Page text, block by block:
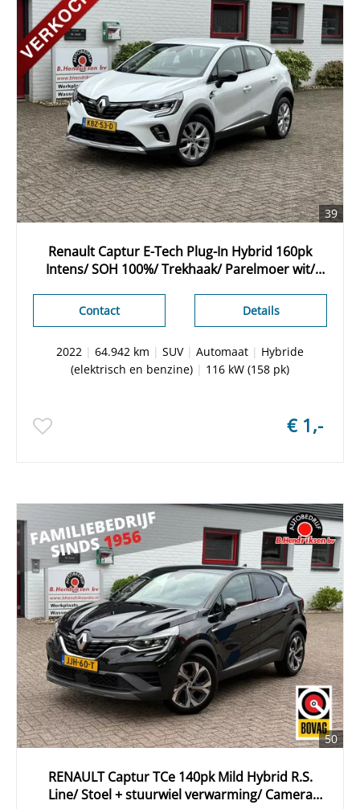
39
Renault Captur E-Tech Plug-In Hybrid 160pk
Intens/ SOH 100%/ Trekhaak/ Parelmoer wit/
Stoelverwarming/ Dealer onderhouden
Details
Contact
2022 | 64.942 km | SUV| Automaat | Hybride
(elektrisch en benzine) | 116 kW (158 pk)
€ 1,-
50
RENAULT Captur TCe 140pk Mild Hybrid R.S.
Line/ Stoel + stuurwiel verwarming/ Camera